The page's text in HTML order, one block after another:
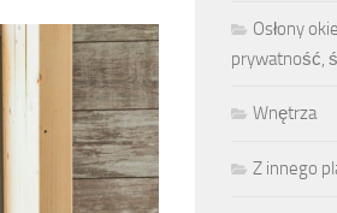
Osłony
prywatność,
Wnętrza
Z innego